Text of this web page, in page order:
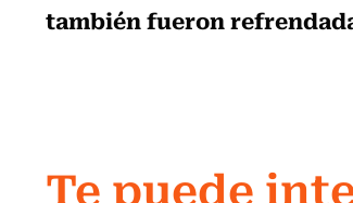
también fueron
Te puede